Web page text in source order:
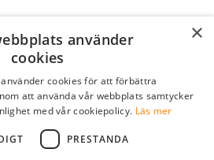
×
använder
cookies
cookies för att förbättra
att använda vår webbplats samtycker
med vår cookiepolicy. Läs mer
PRESTANDA